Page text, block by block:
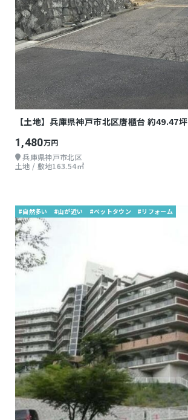
【土地】兵庫県神戸市北区唐櫃台 約49.47坪
1,480万円
兵庫県神戸市北区
土地 / 敷地163.54㎡
#自然多い #山が近い #ベットタウン #リフォーム